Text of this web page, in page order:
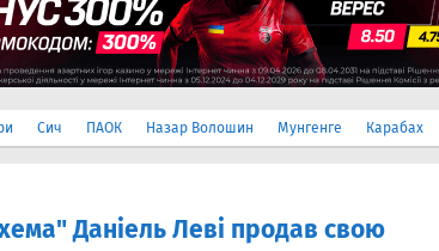
Сич ПАОК Назар Волошин Мунгенге Карабах
Даніель Леві продав свою